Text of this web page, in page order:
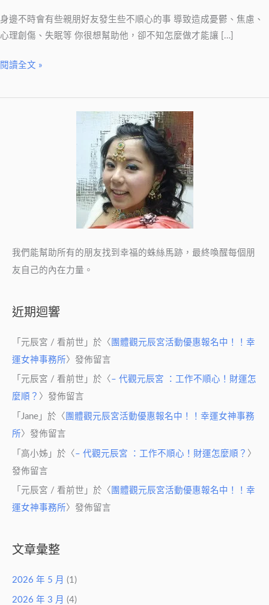
身邊不時會有些親朋好友發生些不順心的事 導致造成憂鬱、焦慮、
心理創傷、失眠等 你很想幫助他，卻不知怎麼做才能讓 […]
開
課
～
閱讀全文 »
我們能幫助所有的朋友找到幸福的蛛絲馬跡，最終喚醒每個朋
友自己的內在力量。
近期迴響
「 元辰宮 / 看前世 」於〈 團體觀元辰宮活動優惠報名中！！幸
運女神事務所〉發佈留言
「 元辰宮 / 看前世 」於〈 – 代觀元辰宮 ：工作不順心！財運怎
麼順？ 〉發佈留言
「 Jane 」於〈 團體觀元辰宮活動優惠報名中！！幸運女神事務
所〉發佈留言
「 高小姊 」於〈 – 代觀元辰宮 ：工作不順心！財運怎麼順？ 〉
發佈留言
「 元辰宮 / 看前世 」於〈 團體觀元辰宮活動優惠報名中！！幸
運女神事務所〉發佈留言
文章彙整
2026 年 5 月 (1)
2026 年 3 月 (4)